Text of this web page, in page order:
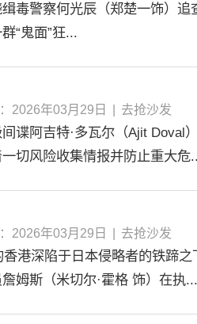
毒警察何光辰（郑楚一饰）追
“鬼面”狂...
2026年03月29日 去抢沙发
谍阿吉特·多瓦尔（Ajit Doval
切风险收集情报并防止重大危
2026年03月29日 去抢沙发
香港深陷于日本侵略者的铁蹄
詹姆斯（米切尔·霍格 饰）在执...